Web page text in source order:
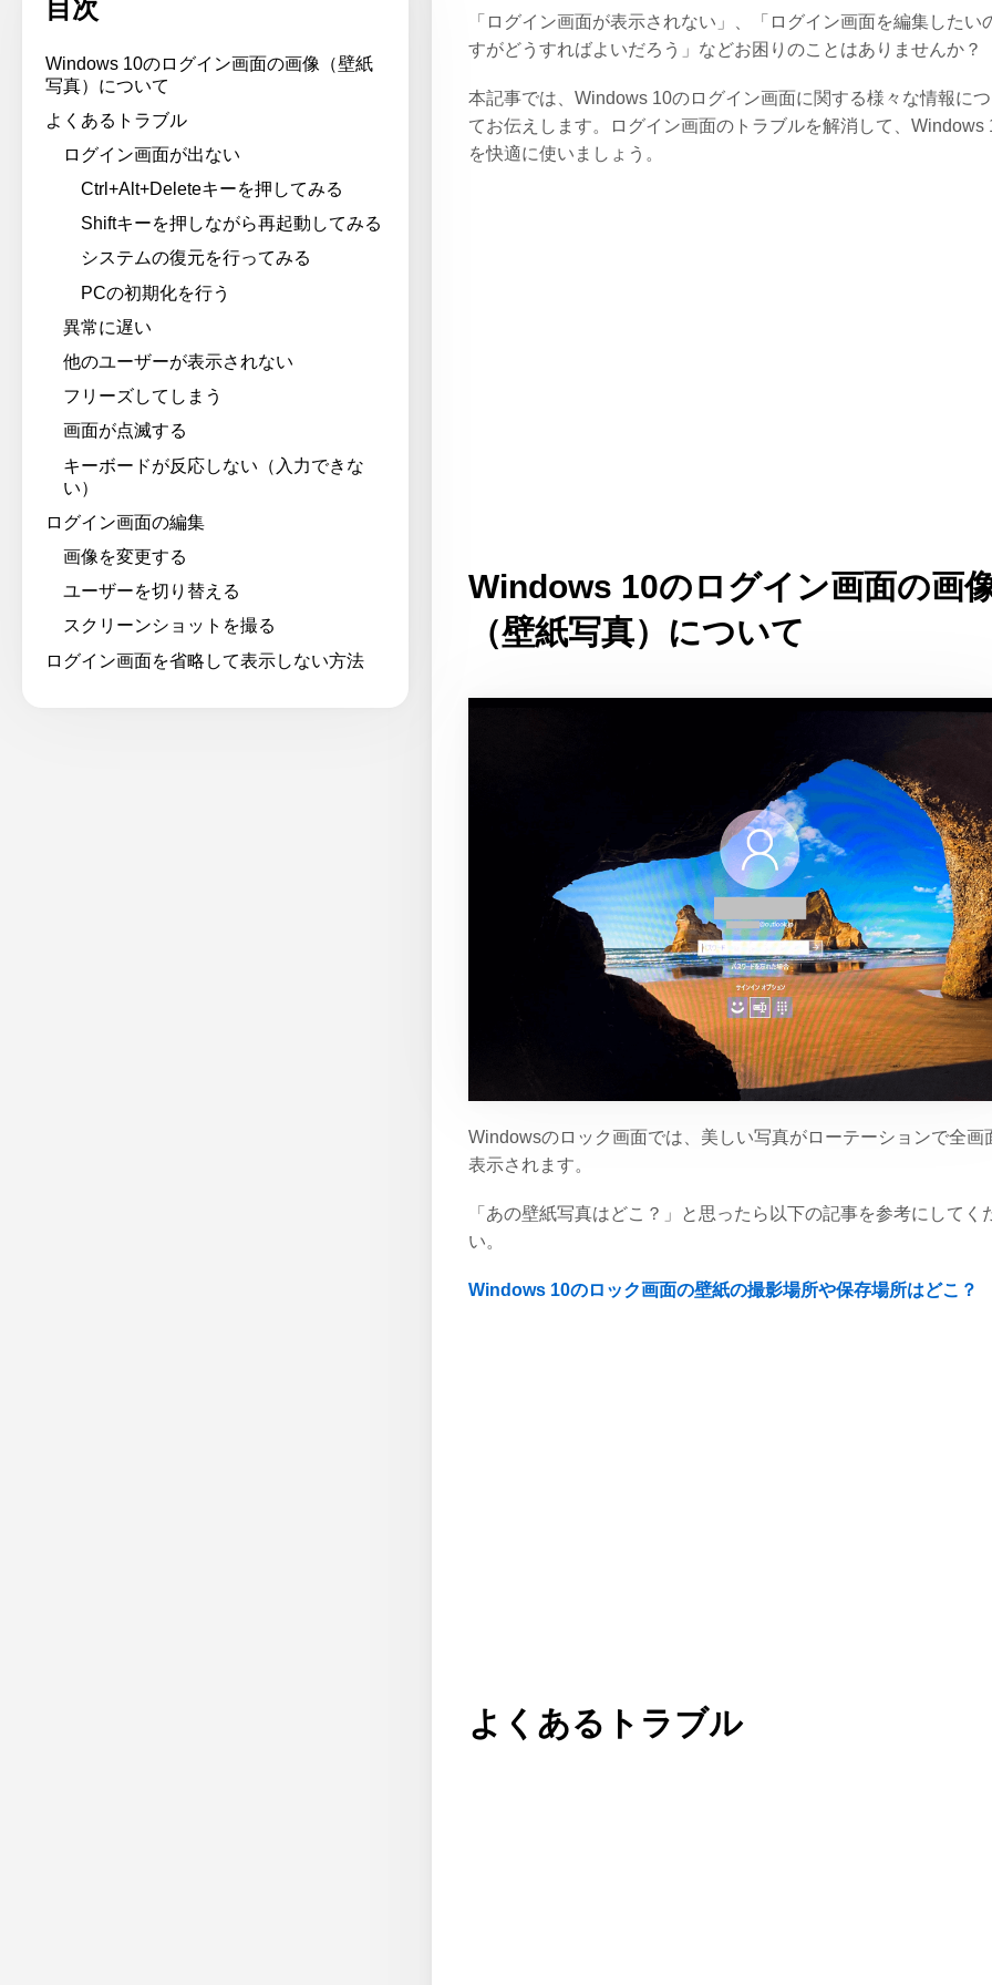
目次
Windows 10のログイン画面の画像（壁紙
写真）について
よくあるトラブル
ログイン画面が出ない
Ctrl+Alt+Deleteキーを押してみる
Shiftキーを押しながら再起動してみる
システムの復元を行ってみる
PCの初期化を行う
異常に遅い
他のユーザーが表示されない
フリーズしてしまう
画面が点滅する
キーボードが反応しない（入力できな
い）
ログイン画面の編集
画像を変更する
ユーザーを切り替える
スクリーンショットを撮る
ログイン画面を省略して表示しない方法
「ログイン画面が表示されない」、「ログイン画面を編集したい
すがどうすればよいだろう」などお困りのことはありませんか？
本記事では、Windows 10のログイン画面に関する様々な情報に
てお伝えします。ログイン画面のトラブルを解消して、Windows
を快適に使いましょう。
Windows 10のログイン画面の画
（壁紙写真）について
Windowsのロック画面では、美しい写真がローテーションで全画
表示されます。
「あの壁紙写真はどこ？」と思ったら以下の記事を参考にしてく
い。
Windows 10のロック画面の壁紙の撮影場所や保存場所はどこ？
よくあるトラブル